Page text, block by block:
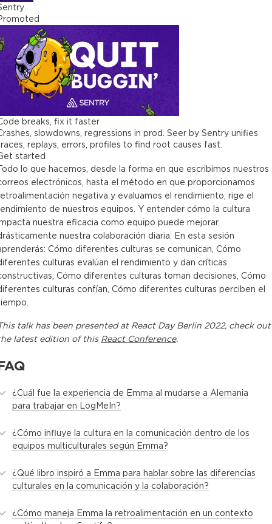
breaks, fix it faster
slowdowns, regressions in prod. Seer by Sentry unifies
replays, errors, profiles to find root causes fast.
started
lo que hacemos, desde la forma en que escribimos nuestros
electrónicos, hasta el método en que proporcionamos
negativa y evaluamos el rendimiento, rige el
de nuestros equipos. Y entender cómo la cultura
nuestra eficacia como equipo puede mejorar
nuestra colaboración diaria. En esta sesión
Cómo diferentes culturas se comunican, Cómo
culturas evalúan el rendimiento y dan críticas
Cómo diferentes culturas toman decisiones, Cómo
culturas confían, Cómo diferentes culturas perciben el
talkhas been presented at React Day Berlin 2022, check out
latest edition of this React Conference.
¿Cuál fue la experiencia de Emma al mudarse a Alemania
para trabajar en LogMeIn?
¿Cómo influye la cultura en la comunicación dentro de los
equipos multiculturales según Emma?
¿Qué libro inspiró a Emma para hablar sobre las diferencias
culturales en la comunicación y la colaboración?
¿Cómo maneja Emma la retroalimentación en un contexto